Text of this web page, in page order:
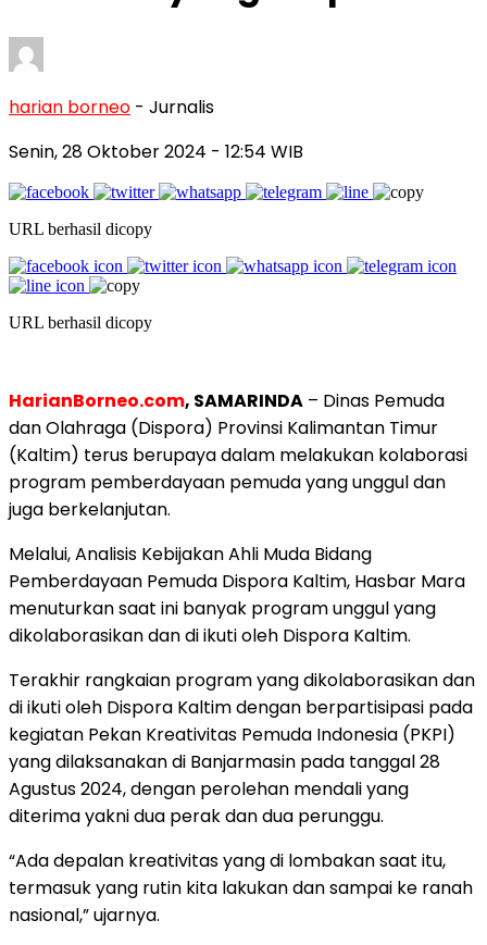
harian borneo - Jurnalis
Senin, 28 Oktober 2024 - 12:54 WIB
URL berhasil dicopy
URL berhasil dicopy
HarianBorneo.com, SAMARINDA – Dinas Pemuda
dan Olahraga (Dispora) Provinsi Kalimantan Timur
(Kaltim) terus berupaya dalam melakukan kolaborasi
program pemberdayaan pemuda yang unggul dan
juga berkelanjutan.
Melalui, Analisis Kebijakan Ahli Muda Bidang
Pemberdayaan Pemuda Dispora Kaltim, Hasbar Mara
menuturkan saat ini banyak program unggul yang
dikolaborasikan dan di ikuti oleh Dispora Kaltim.
Terakhir rangkaian program yang dikolaborasikan dan
di ikuti oleh Dispora Kaltim dengan berpartisipasi pada
kegiatan Pekan Kreativitas Pemuda Indonesia (PKPI)
yang dilaksanakan di Banjarmasin pada tanggal 28
Agustus 2024, dengan perolehan mendali yang
diterima yakni dua perak dan dua perunggu.
“Ada depalan kreativitas yang di lombakan saat itu,
termasuk yang rutin kita lakukan dan sampai ke ranah
nasional,” ujarnya.